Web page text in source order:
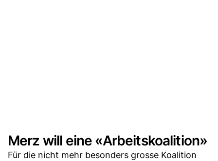
Merz will eine «Arbeitskoalition»
Für die nicht mehr besonders grosse Koalition